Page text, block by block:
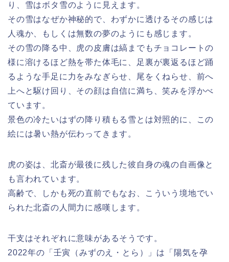
り、雪はボタ雪のように見えます。
その雪はなぜか神秘的で、わずかに透けるその感じは
人魂か、もしくは無数の夢のようにも感じます。
その雪の降る中、虎の皮膚は縞までもチョコレートの
様に溶けるほど熱を帯た体毛に、足裏が裏返るほど踊
るような手足に力をみなぎらせ、尾をくねらせ、前へ
上へと駆け回り、その顔は自信に満ち、笑みを浮かべ
ています。
景色の冷たいはずの降り積もる雪とは対照的に、この
絵には暑い熱が伝わってきます。
虎の姿は、北斎が最後に残した彼自身の魂の自画像と
も言われています。
高齢で、しかも死の直前でもなお、こういう境地でい
られた北斎の人間力に感嘆します。
干支はそれぞれに意味があるそうです。
2022年の「壬寅（みずのえ・とら）」は「陽気を孕